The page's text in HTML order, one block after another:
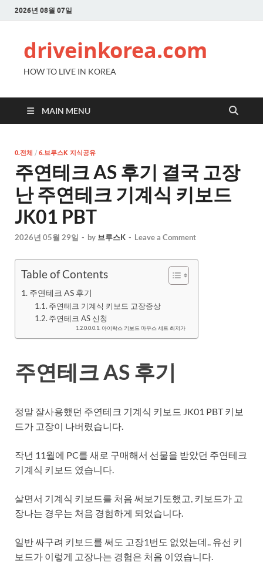
2026년 08월 07일
driveinkorea.com
HOW TO LIVE IN KOREA
MAIN MENU
0.전체 / 6.브루스K 지식공유
주연테크 AS 후기 결국 고장
난 주연테크 기계식 키보드
JK01 PBT
2026년 05월 29일 - by 브루스K - Leave a Comment
Table of Contents
주연테크 AS 후기
주연테크 기계식 키보드 고장증상
주연테크 AS 신청
아이락스 키보드 마우스 세트 최저가
주연테크 AS 후기
정말 잘사용했던 주연테크 기계식 키보드 JK01 PBT 키보
드가 고장이 나버렸습니다.
작년 11월에 PC를 새로 구매해서 선물을 받았던 주연테크
기계식 키보드 였습니다.
살면서 기계식 키보드를 처음 써보기도했고, 키보드가 고
장나는 경우는 처음 경험하게 되었습니다.
일반 싸구려 키보드를 써도 고장1번도 없었는데.. 유선 키
보드가 이렇게 고장나는 경험은 처음 이였습니다.